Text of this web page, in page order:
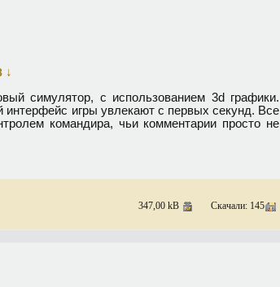
↓
симулятор, с использованием 3d графики.
игры увлекают с первых секунд. Все
командира, чьи комментарии просто не
347,00 kB Скачали: 145